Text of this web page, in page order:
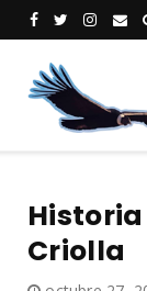
Criolla